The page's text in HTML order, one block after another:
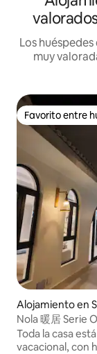
Los
muy
Favorito entre
Favorito entre
Alojamiento en
Nola 暖居 Serie
Toda la casa
vacacional, con